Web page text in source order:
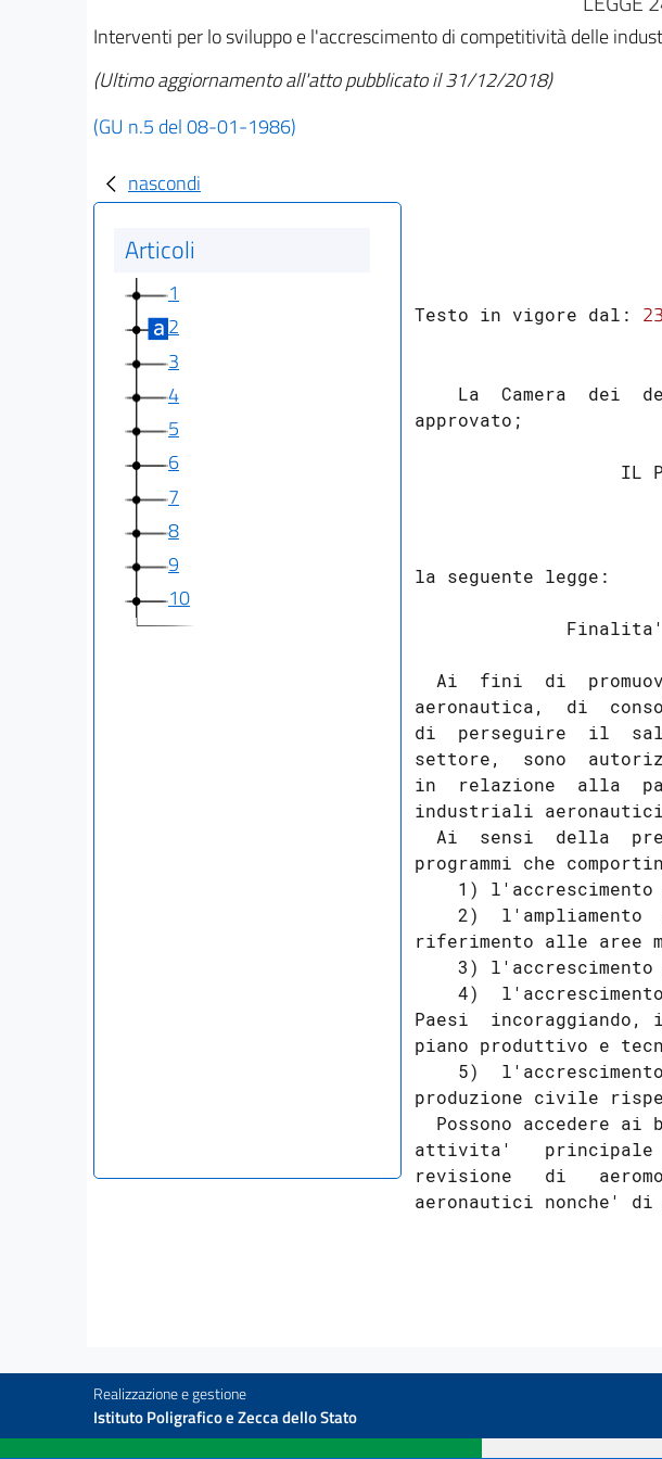
Interventi per lo sviluppo e l'accrescimento di competitività delle
(Ultimo aggiornamento all'atto pubblicato il 31/12/2018)
(GU n.5 del 08-01-1986)
nascondi
Articoli
1
2
3
4
5
6
7
8
9
10
Testo in vigore dal:
La  Camera  dei
approvato;
IL
la seguente legge:
Ai  fini  di
aeronautica,  di
di  perseguire  il
settore,  sono
in  relazione  alla
industriali
Ai  sensi  della
programmi che
1) l'accrescimento
2)  l'ampliamento
riferimento alle aree
3) l'accrescimento
4)
Paesi
piano produttivo e
5)
produzione civile
Possono accedere ai
attivita'   principale
revisione   di
Realizzazione e gestione
Istituto Poligrafico e Zecca dello Stato